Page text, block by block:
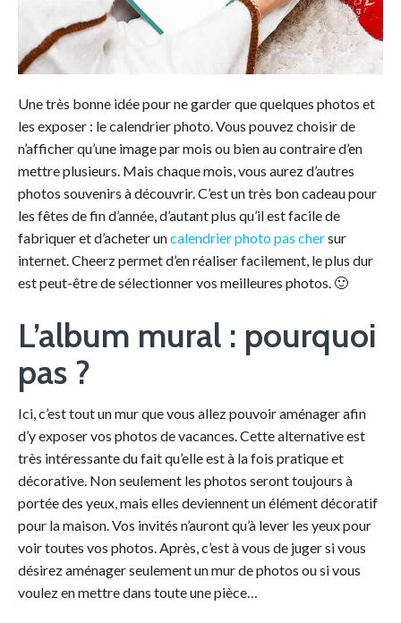
Une très bonne idée pour ne garder que quelques photos et
les exposer : le calendrier photo. Vous pouvez choisir de
n’afficher qu’une image par mois ou bien au contraire d’en
mettre plusieurs. Mais chaque mois, vous aurez d’autres
photos souvenirs à découvrir. C’est un très bon cadeau pour
les fêtes de fin d’année, d’autant plus qu’il est facile de
fabriquer et d’acheter uncalendrier photo pas chersur
internet. Cheerz permet d’en réaliser facilement, le plus dur
est peut-être de sélectionner vos meilleures photos. 🙂
L’album mural : pourquoi
pas ?
Ici, c’est tout un mur que vous allez pouvoir aménager afin
d’y exposer vos photos de vacances. Cette alternative est
très intéressante du fait qu’elle est à la fois pratique et
décorative. Non seulement les photos seront toujours à
portée des yeux, mais elles deviennent un élément décoratif
pour la maison. Vos invités n’auront qu’à lever les yeux pour
voir toutes vos photos. Après, c’est à vous de juger si vous
désirez aménager seulement un mur de photos ou si vous
voulez en mettre dans toute une pièce…